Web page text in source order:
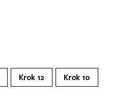
Krok 12 Krok 10